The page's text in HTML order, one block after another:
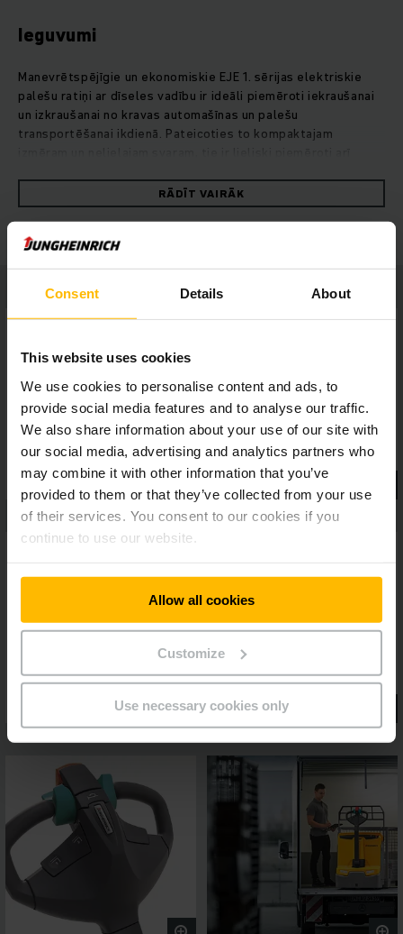
Consent Details About
This website uses cookies
We use cookies to personalise content and ads, to
provide social media features and to analyse our traffic.
We also share information about your use of our site with
our social media, advertising and analytics partners who
may combine it with other information that you’ve
provided to them or that they’ve collected from your use
of their services. You consent to our cookies if you
continue to use our website.
Allow all cookies
Customize
Use necessary cookies only
Ieguvumi
Manevrētspējīgie un ekonomiskie EJE 1. sērijas elektriskie
palešu ratiņi ar dīseles vadību ir ideāli piemēroti iekraušanai
un izkraušanai no kravas automašīnas un palešu
transportēšanai ikdienā. Pateicoties to kompaktajam
izvietotie balsta riteņi. Drošs attālums starp operatoru un
iekrāvēju tiek panākts ar apakšā atvirzītu, garu dīseli – gan
nodrošina optimizētu efektivitāti. Tādējādi 1. sērijas EJE ir
pieejami ilgstošai darbībai ar nemainīgi augstu jaudu.
Pateicoties ātrai akumulatora nomaiņai no sāniem, kas, sākot
no EJE 116, ir pieejama kā papildu opcija, EJE 1 ir uzticams
pavadonis, arī strādājot vairākās maiņās. Ilgmūžīgie svina-
izmaksas.Tādējādi Jungheinrich klasiķa jaunākā paaudze ir
augstākās klases produkts savā segmentā.
RĀDĪT VAIRĀK